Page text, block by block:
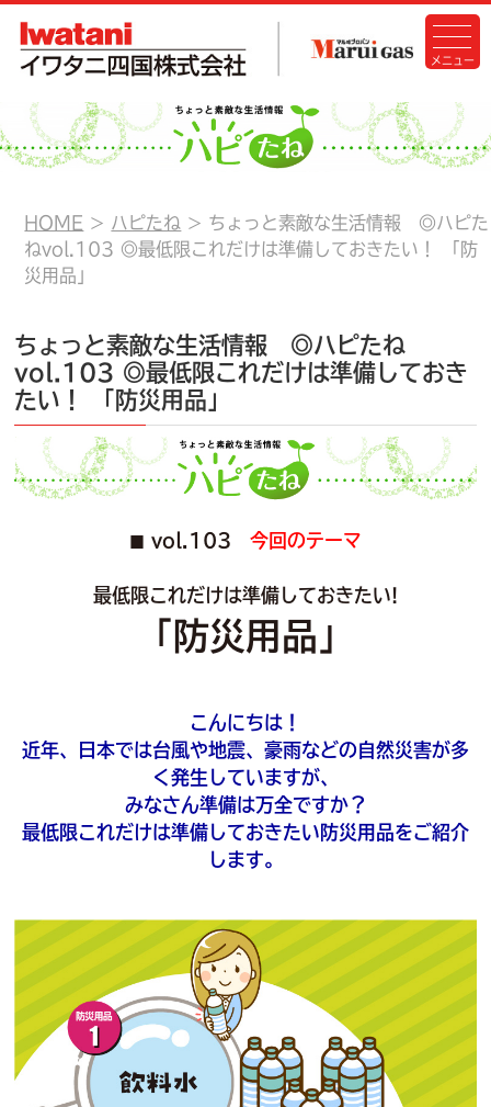
HOME ハピたね
ちょっと素敵な生活情報 ◎ハピた
ねvol.103 ◎最低限これだけは準備しておきたい！ 「防
災用品」
ちょっと素敵な生活情報 ◎ハピたね
vol.103 ◎最低限これだけは準備しておき
たい！ 「防災用品」
vol.103 今回のテーマ
最低限これだけは準備しておきたい!
「防災用品」
こんにちは！
近年、日本では台風や地震、豪雨などの自然災害が多
く発生していますが、
みなさん準備は万全ですか？
最低限これだけは準備しておきたい防災用品をご紹介
します。